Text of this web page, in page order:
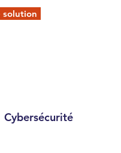
solution
Cybersécurité